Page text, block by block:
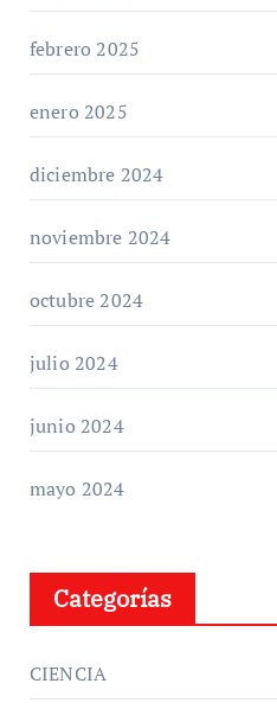
febrero 2025
enero 2025
diciembre 2024
noviembre 2024
octubre 2024
julio 2024
junio 2024
mayo 2024
Categorías
CIENCIA